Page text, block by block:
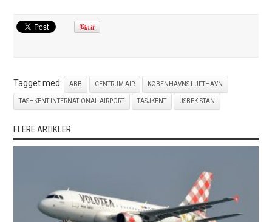
Tagget med: ABB CENTRUM AIR KØBENHAVNS LUFTHAVN
TASHKENT INTERNATIONAL AIRPORT TASJKENT USBEKISTAN
FLERE ARTIKLER: